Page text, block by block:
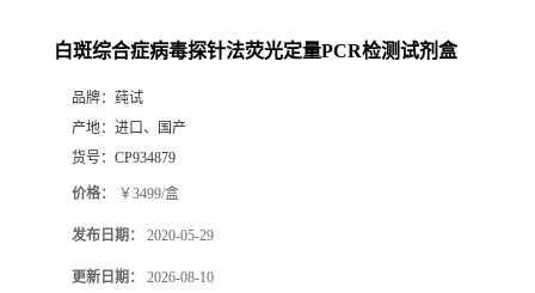
白斑综合症病毒探针法荧光定量PCR检测试剂盒
品牌： 莼试
产地： 进口、国产
货号： CP934879
价格： ￥3499/盒
发布日期： 2020-05-29
更新日期： 2026-08-10